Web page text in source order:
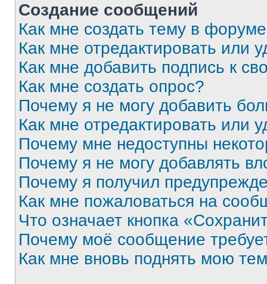
Создание сообщений
Как мне создать тему в
Как мне отредактировать или
Как мне добавить подпись к
Как мне создать опрос?
Почему я не могу добавить
Как мне отредактировать или
Почему мне недоступны
Почему я не могу добавлять
Почему я получил
Как мне пожаловаться на
Что означает кнопка
Почему моё сообщение
Как мне вновь поднять мою